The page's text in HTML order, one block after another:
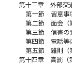
第十三章 外部交
第一節 留意事
第二節 面会（
第三節 信書の
第四節 電話等
第五節 雑則（
第十四章 賞罰（